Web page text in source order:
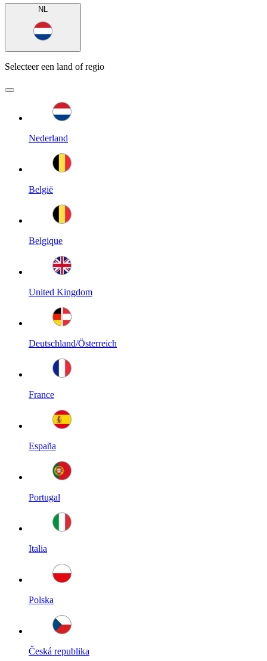
NL
Selecteer een land of regio
Nederland
België
Belgique
United Kingdom
Deutschland/Österreich
France
España
Portugal
Italia
Polska
Česká republika